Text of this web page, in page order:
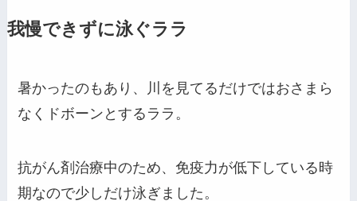
我慢できずに泳ぐララ
暑かったのもあり、川を見てるだけではおさまら
なくドボーンとするララ。
抗がん剤治療中のため、免疫力が低下している時
期なので少しだけ泳ぎました。